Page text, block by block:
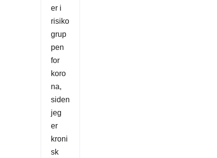
er i
risiko
grup
pen
for
koro
na,
siden
jeg
er
kroni
sk